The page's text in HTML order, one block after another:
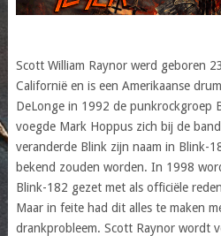
Scott William Raynor werd geboren
Californië en is een Amerikaanse
DeLonge in 1992 de punkrockgroep
voegde Mark Hoppus zich bij de
veranderde Blink zijn naam in Blink-
bekend zouden worden. In 1998
Blink-182 gezet met als officiële
Maar in feite had dit alles te maken
drankprobleem. Scott Raynor wordt